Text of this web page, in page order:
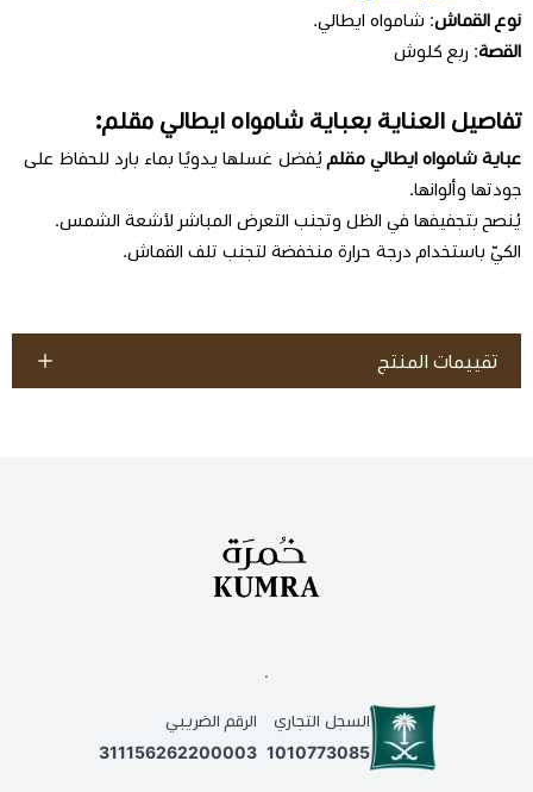
نوع القماش: شامواه ايطالي.
القصة: ربع كلوش
تفاصيل العناية بعباية شامواه ايطالي مقلم:
عباية شامواه ايطالي مقلم يُفضل غسلها يدويًا بماء بارد للحفاظ على
جودتها وألوانها.
يُنصح بتجفيفها في الظل وتجنب التعرض المباشر لأشعة الشمس.
الكيّ باستخدام درجة حرارة منخفضة لتجنب تلف القماش.
تقييمات المنتج
.
السجل التجاري
1010773085
الرقم الضريبي
311156262200003